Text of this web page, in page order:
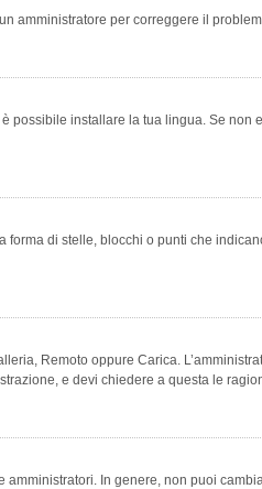
amministratore per correggere il
possibile installare la tua lingua. Se non
di stelle, blocchi o punti che
Remoto oppure Carica.
e devi chiedere a questa le
In genere, non puoi